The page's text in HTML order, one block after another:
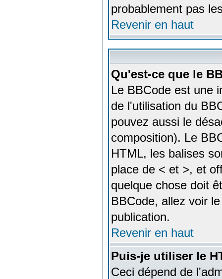
probablement pas
Revenir en haut
Qu'est-ce que le
Le BBCode est une
de l'utilisation du
pouvez aussi le
composition). Le
HTML, les balises
place de < et >, et
quelque chose doit
BBCode, allez voir
publication.
Revenir en haut
Puis-je utiliser le
Ceci dépend de